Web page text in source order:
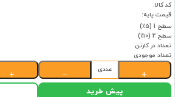
کد کالا:
قیمت پایه:
سطح 1 (۵٪)
سطح 2 (۱۰٪)
تعداد در کارتن
تعداد موجودی
+
عددی
−
+
پیش خرید